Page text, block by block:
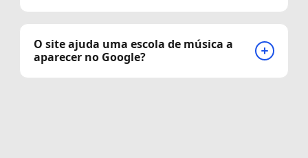
O site ajuda uma escola de música a
aparecer no Google?